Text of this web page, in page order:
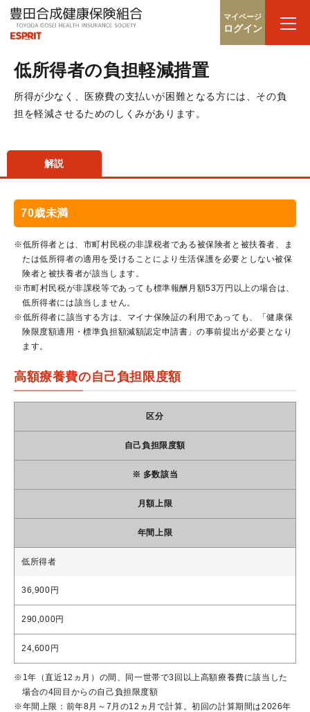
マイページ
ログイン
低所得者の負担軽減措置
所得が少なく、医療費の支払いが困難となる方には、その負
担を軽減させるためのしくみがあります。
解説
70歳未満
※低所得者とは、市町村民税の非課税者である被保険者と被扶養者、ま
たは低所得者の適用を受けることにより生活保護を必要としない被保
険者と被扶養者が該当します。
※市町村民税が非課税等であっても標準報酬月額53万円以上の場合は、
低所得者には該当しません。
※低所得者に該当する方は、マイナ保険証の利用であっても、「健康保
険限度額適用・標準負担額減額認定申請書」の事前提出が必要となり
ます。
高額療養費の自己負担限度額
区分
自己負担限度額
※ 多数該当
月額上限
年間上限
低所得者
36,900円
290,000円
24,600円
※1年（直近12ヵ月）の間、同一世帯で3回以上高額療養費に該当した
場合の4回目からの自己負担限度額
※年間上限：前年8月～7月の12ヵ月で計算。初回の計算期間は2026年